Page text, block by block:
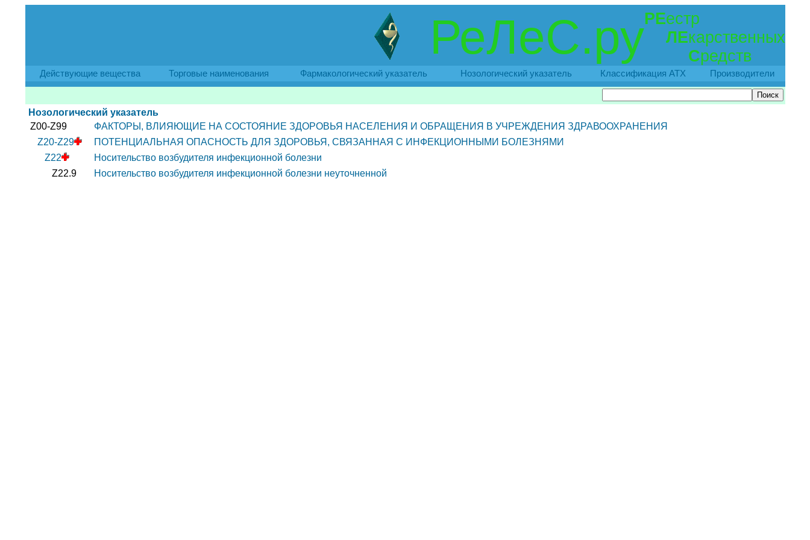
РеЛеС.руРЕестр
ЛЕкарственных
Средств
Действующие вещества Торговые наименования Фармакологический указатель Нозологический указатель Классификация АТХ Производители
Нозологический указатель
Z00-Z99
ФАКТОРЫ, ВЛИЯЮЩИЕ НА СОСТОЯНИЕ ЗДОРОВЬЯ НАСЕЛЕНИЯ И ОБРАЩЕНИЯ В УЧРЕЖДЕНИЯ ЗДРАВООХРАНЕНИЯ
Z20-Z29
ПОТЕНЦИАЛЬНАЯ ОПАСНОСТЬ ДЛЯ ЗДОРОВЬЯ, СВЯЗАННАЯ С ИНФЕКЦИОННЫМИ БОЛЕЗНЯМИ
Z22
Носительство возбудителя инфекционной болезни
Z22.9
Носительство возбудителя инфекционной болезни неуточненной